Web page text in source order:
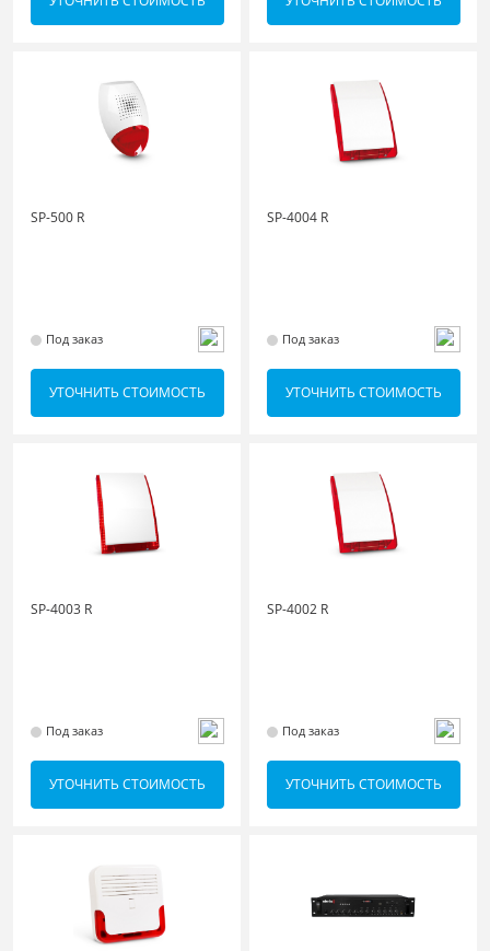
SP-500 R
Под заказ
УТОЧНИТЬ СТОИМОСТЬ
SP-4004 R
Под заказ
УТОЧНИТЬ СТОИМОСТЬ
SP-4003 R
Под заказ
УТОЧНИТЬ СТОИМОСТЬ
SP-4002 R
Под заказ
УТОЧНИТЬ СТОИМОСТЬ